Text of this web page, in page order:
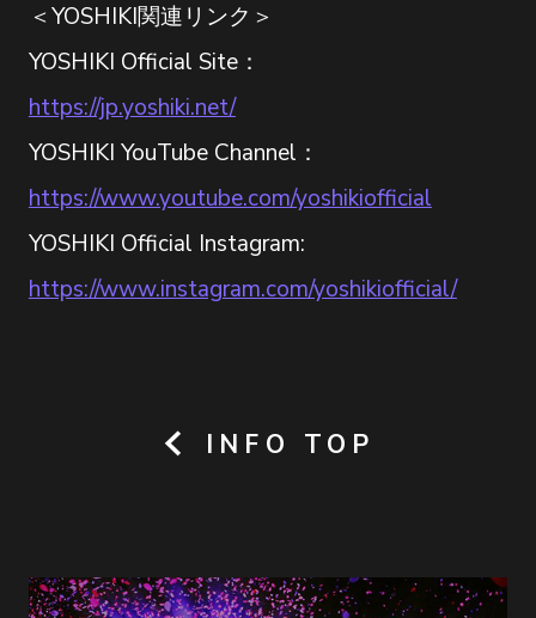
＜YOSHIKI関連リンク＞
YOSHIKI Official Site：
https://jp.yoshiki.net/
YOSHIKI YouTube Channel：
https://www.youtube.com/yoshikiofficial
YOSHIKI Official Instagram:
https://www.instagram.com/yoshikiofficial/
INFO TOP